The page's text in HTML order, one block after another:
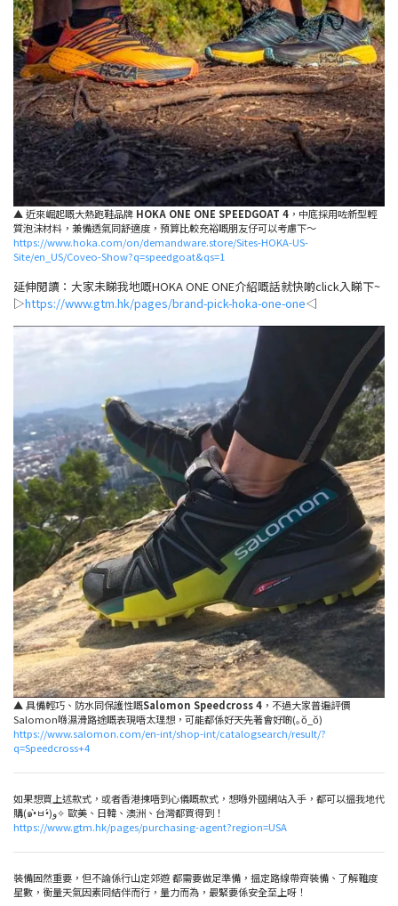
▲ 近來崛起嘅大熱跑鞋品牌 HOKA ONE ONE SPEEDGOAT 4 ，中底採用咗新型輕
質泡沫材料，兼備透氣同舒適度，預算比較充裕嘅朋友仔可以考慮下～
https://www.hoka.com/on/demandware.store/Sites-HOKA-US-
Site/en_US/Coveo-Show?q=speedgoat&qs=1
延伸閱讀：大家未睇我地嘅HOKA ONE ONE介紹嘅話就快啲click入睇下~
▷https://www.gtm.hk/pages/brand-pick-hoka-one-one◁
▲ 具備輕巧、防水同保護性嘅Salomon Speedcross 4 ，不過大家普遍評價
Salomon喺濕滑路途嘅表現唔太理想，可能都係好天先著會好啲(｡ŏ_ŏ)
https://www.salomon.com/en-int/shop-int/catalogsearch/result/?
q=Speedcross+4
如果想買上述款式，或者香港揀唔到心儀嘅款式，想喺外國網站入手，都可以搵我地代
購(๑•̀ㅂ•́)و✧ 歐美、日韓、澳洲、台灣都買得到！
https://www.gtm.hk/pages/purchasing-agent?region=USA
裝備固然重要，但不論係行山定郊遊 都需要做足準備，搵定路線帶齊裝備、了解難度
星數，衡量天氣因素同結伴而行，量力而為，最緊要係安全至上呀！